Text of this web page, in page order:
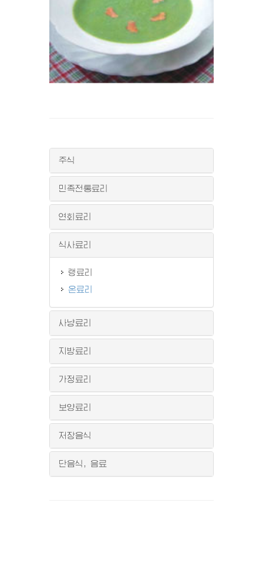
주식
민족전통료리
연회료리
식사료리
랭료리
온료리
사냥료리
지방료리
가정료리
보양료리
저장음식
단음식, 음료